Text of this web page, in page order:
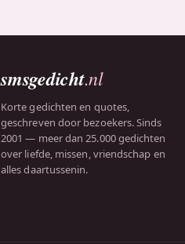
smsgedicht.nl
Korte gedichten en quotes,
geschreven door bezoekers. Sinds
2001 — meer dan 25.000 gedichten
over liefde, missen, vriendschap en
alles daartussenin.